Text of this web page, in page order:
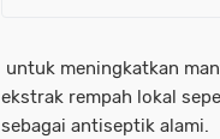
untuk meningkatkan
ekstrak rempah lokal
sebagai antiseptik alami.